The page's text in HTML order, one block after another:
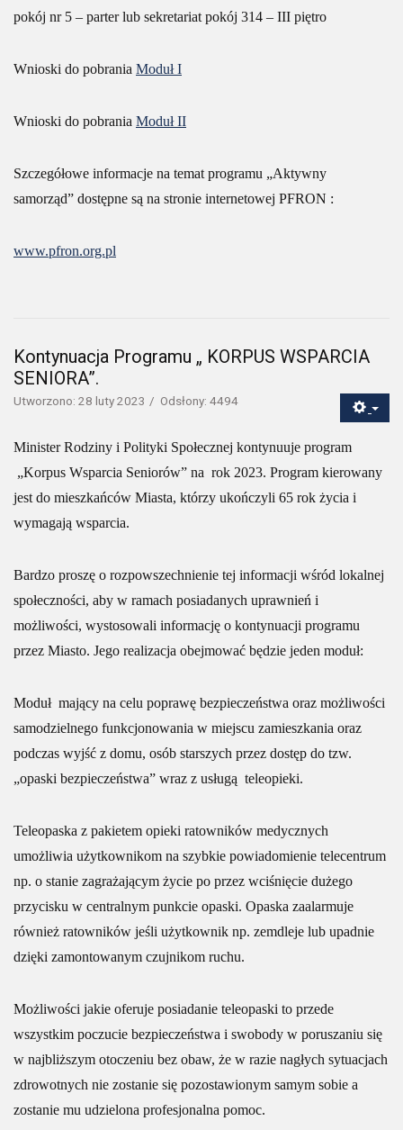
pokój nr 5 – parter lub sekretariat pokój 314 – III piętro
Wnioski do pobrania Moduł I
Wnioski do pobrania Moduł II
Szczegółowe informacje na temat programu „Aktywny
samorząd” dostępne są na stronie internetowej PFRON :
www.pfron.org.pl
Kontynuacja Programu „ KORPUS WSPARCIA
SENIORA”.
Utworzono: 28 luty 2023 Odsłony: 4494
Minister Rodziny i Polityki Społecznej kontynuuje program
„Korpus Wsparcia Seniorów” na rok 2023. Program kierowany
jest do mieszkańców Miasta, którzy ukończyli 65 rok życia i
wymagają wsparcia.
Bardzo proszę o rozpowszechnienie tej informacji wśród lokalnej
społeczności, aby w ramach posiadanych uprawnień i
możliwości, wystosowali informację o kontynuacji programu
przez Miasto. Jego realizacja obejmować będzie jeden moduł:
Moduł mający na celu poprawę bezpieczeństwa oraz możliwości
samodzielnego funkcjonowania w miejscu zamieszkania oraz
podczas wyjść z domu, osób starszych przez dostęp do tzw.
„opaski bezpieczeństwa” wraz z usługą teleopieki.
Teleopaska z pakietem opieki ratowników medycznych
umożliwia użytkownikom na szybkie powiadomienie telecentrum
np. o stanie zagrażającym życie po przez wciśnięcie dużego
przycisku w centralnym punkcie opaski. Opaska zaalarmuje
również ratowników jeśli użytkownik np. zemdleje lub upadnie
dzięki zamontowanym czujnikom ruchu.
Możliwości jakie oferuje posiadanie teleopaski to przede
wszystkim poczucie bezpieczeństwa i swobody w poruszaniu się
w najbliższym otoczeniu bez obaw, że w razie nagłych sytuacjach
zdrowotnych nie zostanie się pozostawionym samym sobie a
zostanie mu udzielona profesjonalna pomoc.